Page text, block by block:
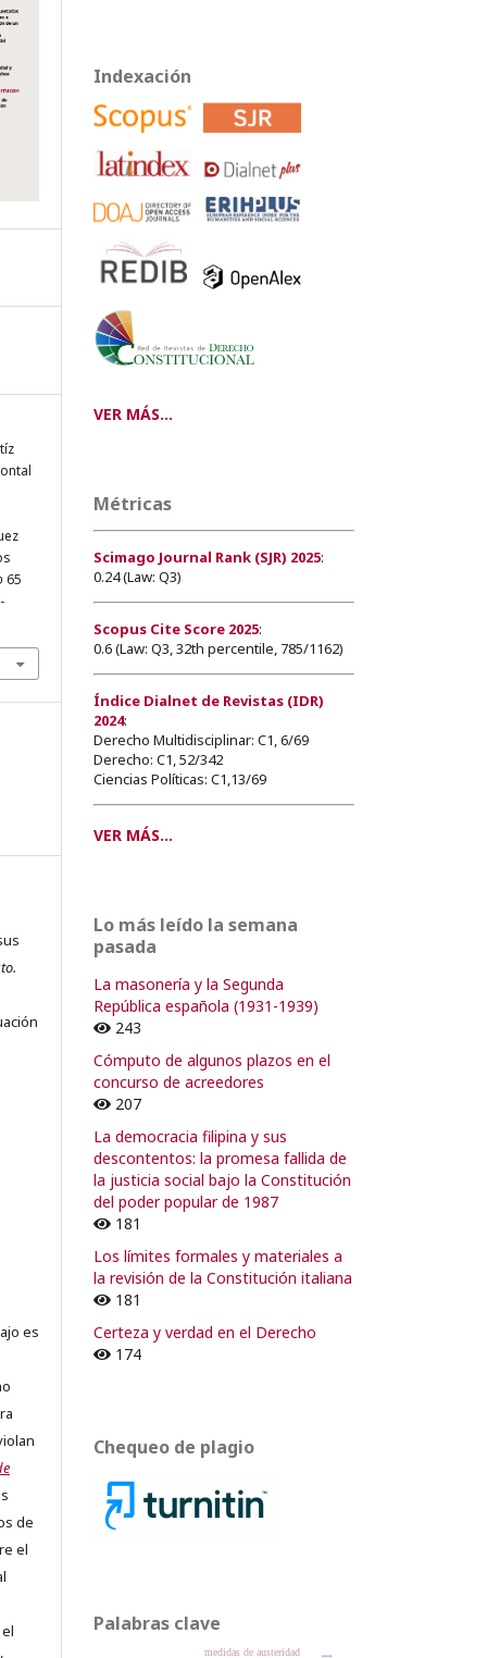
65
es
de
el
Indexación
VER MÁS...
Métricas
Scimago Journal Rank (SJR) 2025:
0.24 (Law: Q3)
Scopus Cite Score 2025:
0.6 (Law: Q3, 32th percentile, 785/1162)
Índice Dialnet de Revistas (IDR)
2024:
Derecho Multidisciplinar: C1, 6/69
Derecho: C1, 52/342
Ciencias Políticas: C1,13/69
VER MÁS...
Lo más leído la semana
pasada
La masonería y la Segunda
República española (1931-1939)
243
Cómputo de algunos plazos en el
concurso de acreedores
207
La democracia filipina y sus
descontentos: la promesa fallida de
la justicia social bajo la Constitución
del poder popular de 1987
181
Los límites formales y materiales a
la revisión de la Constitución italiana
181
Certeza y verdad en el Derecho
174
Chequeo de plagio
Palabras clave
medidas de austeridad